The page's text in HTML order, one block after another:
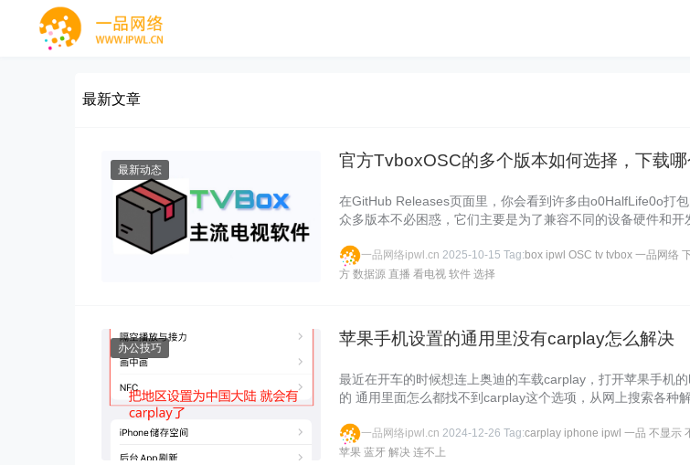
最新文章
最新动态 官方TvboxOSC的多个版本如何选择，下载哪
在GitHub Releases页面里，你会看到许多由o0HalfLife0o打
众多版本不必困惑，它们主要是为了兼容不同的设备硬件和
一品网络ipwl.cn2025-10-15 Tag: box ipwl OSC tv tvbox 一品网络
方 数据源 直播 看电视 软件 选择
办公技巧 苹果手机设置的通用里没有carplay怎么解决
最近在开车的时候想连上奥迪的车载carplay，打开苹果手机
的 通用里面怎么都找不到carplay这个选项，从网上搜索各种
一品网络ipwl.cn2024-12-26 Tag:carplay iphone ipwl 一品 不显示
苹果 蓝牙 解决 连不上